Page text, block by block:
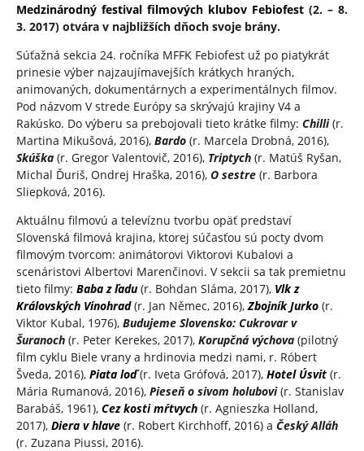
Medzinárodný festival filmových klubov Febiofest (2. – 8.
3. 2017) otvára v najbližších dňoch svoje brány.
Súťažná sekcia 24. ročníka MFFK Febiofest už po piatykrát
prinesie výber najzaujímavejších krátkych hraných,
animovaných, dokumentárnych a experimentálnych filmov.
Pod názvom V strede Európy sa skrývajú krajiny V4 a
Rakúsko. Do výberu sa prebojovali tieto krátke filmy: Chilli (r.
Martina Mikušová, 2016), Bardo (r. Marcela Drobná, 2016),
Skúška (r. Gregor Valentovič, 2016), Triptych (r. Matúš Ryšan,
Michal Ďuriš, Ondrej Hraška, 2016), O sestre (r. Barbora
Sliepková, 2016).
Aktuálnu filmovú a televíznu tvorbu opäť predstaví
Slovenská filmová krajina, ktorej súčasťou sú pocty dvom
filmovým tvorcom: animátorovi Viktorovi Kubalovi a
scenáristovi Albertovi Marenčinovi. V sekcii sa tak premietnu
tieto filmy: Baba z ľadu(r. Bohdan Sláma, 2017), Vlk z
Královských Vinohrad(r. Jan Němec, 2016), Zbojník Jurko (r.
Viktor Kubal, 1976), Budujeme Slovensko: Cukrovar v
Šuranoch (r. Peter Kerekes, 2017), Korupčná výchova (pilotný
film cyklu Biele vrany a hrdinovia medzi nami, r. Róbert
Šveda, 2016), Piata loď(r. Iveta Grófová, 2017), Hotel Úsvit (r.
Mária Rumanová, 2016), Pieseň o sivom holubovi(r. Stanislav
Barabáš, 1961), Cez kosti mŕtvych (r. Agnieszka Holland,
2017), Diera v hlave (r. Robert Kirchhoff, 2016) a Český Alláh
(r. Zuzana Piussi, 2016).